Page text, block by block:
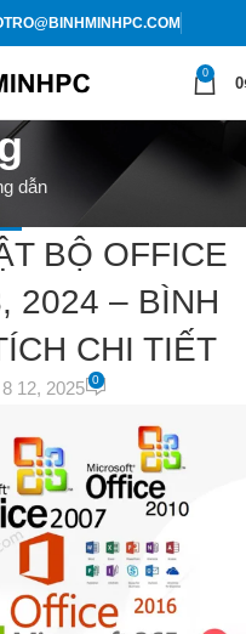
0
0
dẫn
BỘ OFFICE
2024 – BÌNH
CHI TIẾT
12, 2025 0